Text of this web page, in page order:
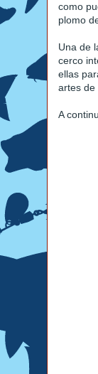
como
plomo
Una de
cerco
ellas
artes de
A